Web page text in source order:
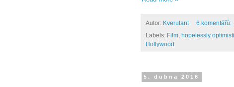
Autor: Kverulant
6 komentářů:
Labels: Film hopelessly
Hollywood
5. dubna 2016